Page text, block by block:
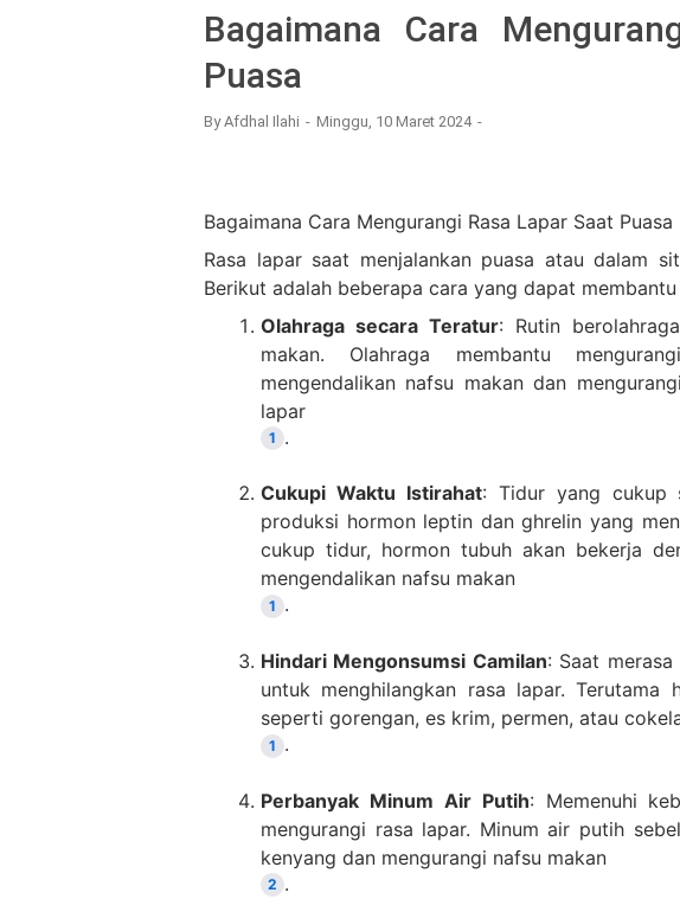
Bagaimana Cara
Puasa
ByAfdhal Ilahi Minggu, 10 Maret 2024
Bagaimana Cara Mengurangi Rasa Lapar Saat Puasa
Rasa lapar saat menjalankan puasa atau dalam
Berikut adalah beberapa cara yang dapat
Olahraga secara Teratur: Rutin
makan. Olahraga membantu
mengendalikan nafsu makan dan
lapar
1 .
Cukupi Waktu Istirahat: Tidur yang cukup
produksi hormon leptin dan ghrelin yang
cukup tidur, hormon tubuh akan bekerja
mengendalikan nafsu makan
1 .
Hindari Mengonsumsi Camilan: Saat
untuk menghilangkan rasa lapar. Terutama
seperti gorengan, es krim, permen, atau
1 .
Perbanyak Minum Air Putih: Memenuhi
mengurangi rasa lapar. Minum air putih
kenyang dan mengurangi nafsu makan
2 .